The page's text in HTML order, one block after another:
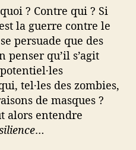
? Contre qui ? Si
la guerre contre le
persuade que des
penser qu’il s’agit
tel·les des zombies,
de masques ?
alors entendre
…